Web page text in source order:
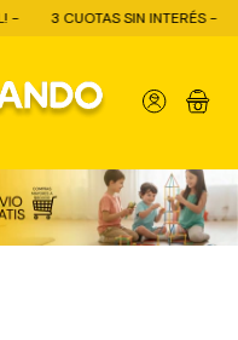
3 CUOTAS SIN INTERÉS -
0